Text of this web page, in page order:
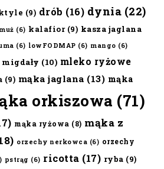
(9) drób (16) dynia (22)
(6) kalafior(9) kasza jaglana
(6) lowFODMAP (6) mango (6)
migdały (10) mleko ryżowe
(9) mąka jaglana (13) mąka
orkiszowa (71)
mąka ryżowa (8) mąka z
orzechy nerkowca (6) orzechy
pstrąg (6) ricotta (17) ryba (9)